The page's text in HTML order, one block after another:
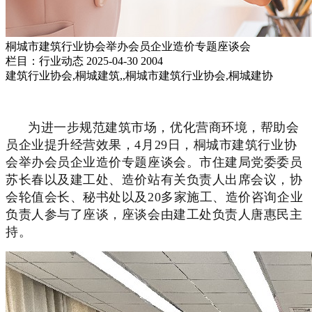
桐城市建筑行业协会举办会员企业造价专题座谈会
栏目：行业动态 2025-04-30 2004
建筑行业协会,桐城建筑,,桐城市建筑行业协会,桐城建协
为进一步规范建筑市场，优化营商环境 ， 帮助会
员企业提升经营效果 ，4月29日，桐城市建筑行业协
会举办会员企业造价专题座谈会。市住建局党委委员
苏长春以及建工处、造价站有关负责人出席会议，协
会轮值会长、秘书处以及 20多家施工、 造价咨询企业
负责人 参与了座谈 ， 座谈会由建工处负责人唐惠民主
持。